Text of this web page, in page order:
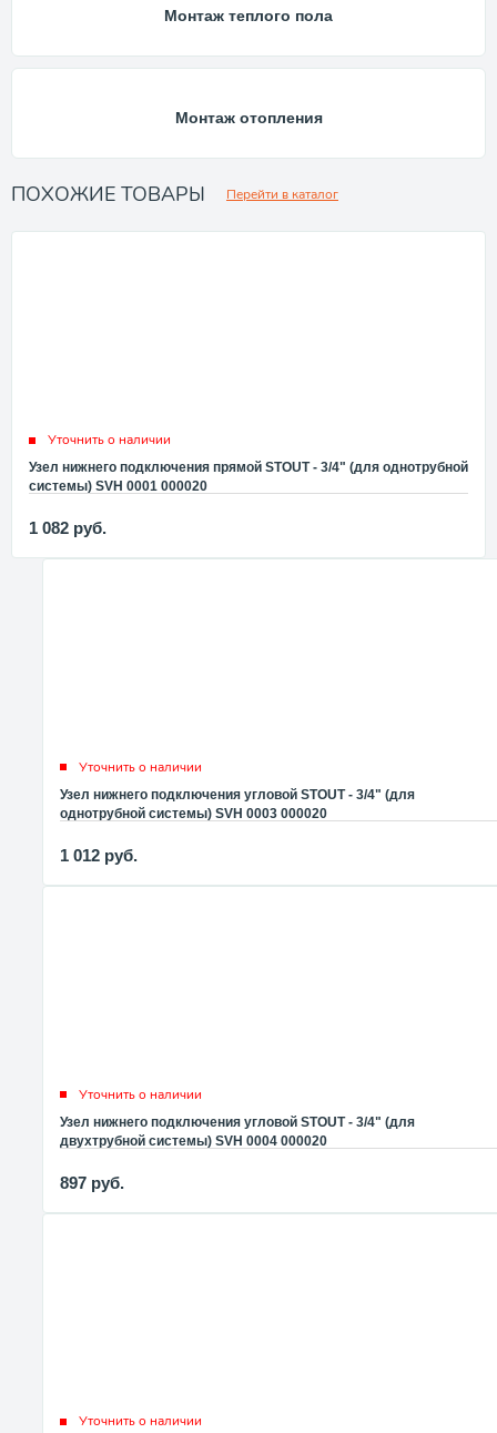
Монтаж теплого пола
Монтаж отопления
ПОХОЖИЕ ТОВАРЫ Перейти в каталог
Уточнить о наличии
Узел нижнего подключения прямой STOUT - 3/4" (для однотрубной
системы) SVH 0001 000020
1 082 руб.
Уточнить о наличии
Узел нижнего подключения угловой STOUT - 3/4" (для
однотрубной системы) SVH 0003 000020
1 012 руб.
Уточнить о наличии
Узел нижнего подключения угловой STOUT - 3/4" (для
двухтрубной системы) SVH 0004 000020
897 руб.
Уточнить о наличии